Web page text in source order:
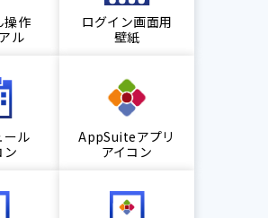
操作
ル
ログイン画面用
壁紙
ール
ン
AppSuiteアプリ
アイコン